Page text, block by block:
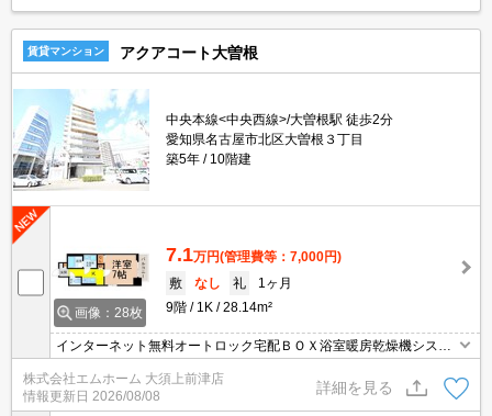
賃貸マンション アクアコート大曽根
中央本線<中央西線>/大曽根駅 徒歩2分
愛知県名古屋市北区大曽根３丁目
築5年
10階建
画像：28枚
7.1万円(管理費等：7,000円)
敷
なし 礼
1ヶ月
9階
1K 28.14m²
インターネット無料オートロック宅配ＢＯＸ浴室暖房乾燥機システ
ムキッチン防犯カメラ
株式会社エムホーム 大須上前津店
情報更新日 2026/08/08
詳細を見る